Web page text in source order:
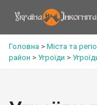
Головна > Міста та
район > Угроїди >